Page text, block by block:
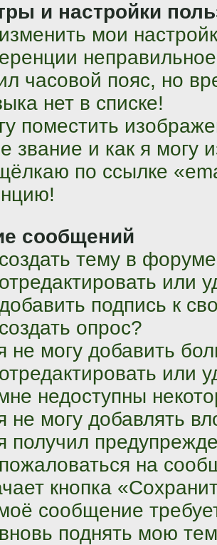
и настройки
мои
часовой пояс, но
нет в списке!
поместить
звание и как я могу
по ссылке
сообщений
тему в
или
подпись к
опрос?
не могу добавить
или
недоступны
не могу добавлять
получил
на
кнопка
сообщение
поднять мою